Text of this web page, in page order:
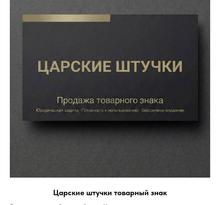
Царские штучки товарный знак